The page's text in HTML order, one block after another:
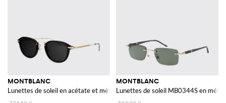
MONTBLANC
Lunettes de soleil en acétate et métal
MONTBLANC
Lunettes de soleil MB0344S en